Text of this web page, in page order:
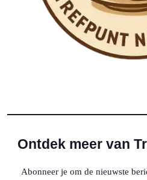
Ontdek meer van
Abonneer je om de nieuwste